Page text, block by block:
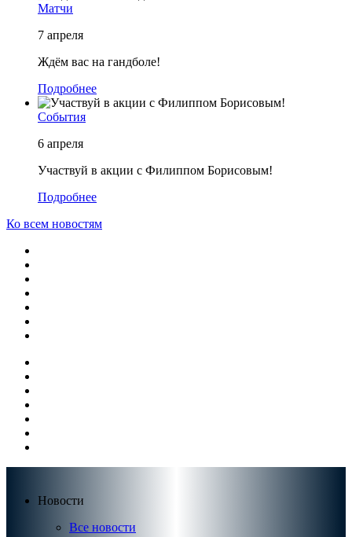
Матчи
7 апреля
Ждём вас на гандболе!
Подробнее
События
6 апреля
Участвуй в акции с Филиппом Борисовым!
Подробнее
Ко всем новостям
Новости
Все новости